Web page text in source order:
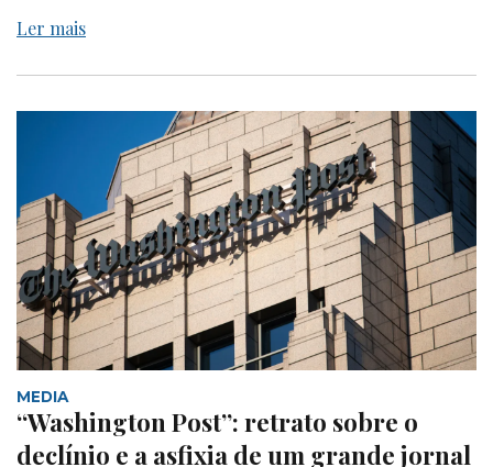
Ler mais
MEDIA
“Washington Post”: retrato sobre o
declínio e a asfixia de um grande jornal